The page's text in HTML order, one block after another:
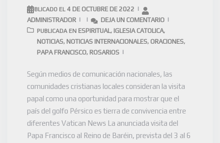
PUBLICADO EL 4 DE OCTUBRE DE 2022
ADMINISTRADOR
DEJA UN COMENTARIO
PUBLICADA EN ESPIRITUAL, IGLESIA CATOLICA,
NOTICIAS, NOTICIAS INTERNACIONALES, ORACIONES,
PAPA FRANCISCO, ROSARIOS
Según medios de comunicación nacionales, las
comunidades cristianas locales consideran la visita
papal como una oportunidad para mostrar que el
país del golfo Pérsico es tierra de convivencia entre
diferentes Vatican News La anunciada visita del
Papa Francisco al Reino de Baréin, prevista del 3 al 6